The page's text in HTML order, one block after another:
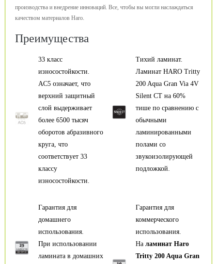
производства и внедрение инноваций. Все, чтобы вы могли наслаждаться
качеством материалов Haro.
Преимущества
Тихий ламинат.
Ламинат HARO Tritty
200 Aqua Gran Via 4V
Silent CT на 60%
тише по сравнению с
обычными
ламинированными
полами со
звукоизолирующей
подложкой.
33 класс
износостойкости.
AC5 означает, что
верхний защитный
слой выдерживает
более 6500 тысяч
оборотов абразивного
круга, что
соответствует 33
классу
износостойкости.
Гарантия для
домашнего
использования.
При использовании
ламината в домашних
Гарантия для
коммерческого
использования.
На ламинат Haro
Tritty 200 Aqua Gran